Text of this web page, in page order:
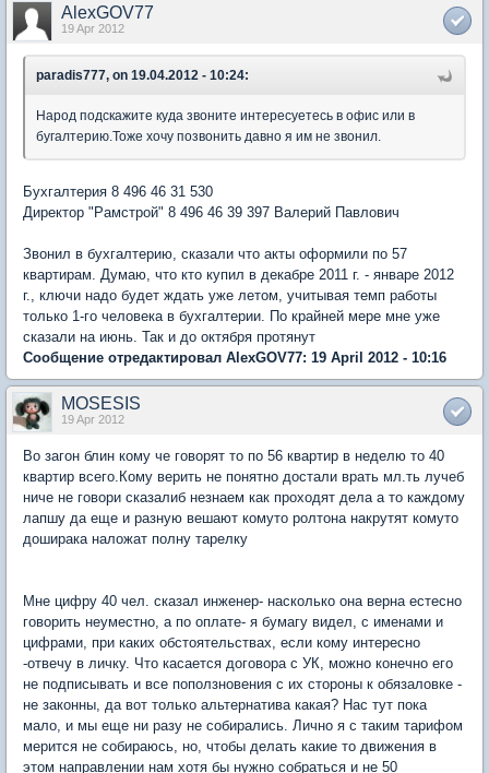
AlexGOV77
19 Apr 2012
paradis777, on 19.04.2012 - 10:24:
Народ подскажите куда звоните интересуетесь в офис или в
бугалтерию.Тоже хочу позвонить давно я им не звонил.
Бухгалтерия 8 496 46 31 530
Директор "Рамстрой" 8 496 46 39 397 Валерий Павлович
Звонил в бухгалтерию, сказали что акты оформили по 57
квартирам. Думаю, что кто купил в декабре 2011 г. - январе 2012
г., ключи надо будет ждать уже летом, учитывая темп работы
только 1-го человека в бухгалтерии. По крайней мере мне уже
сказали на июнь. Так и до октября протянут
Сообщение отредактировал AlexGOV77: 19 April 2012 - 10:16
MOSESIS
19 Apr 2012
Во загон блин кому че говорят то по 56 квартир в неделю то 40
квартир всего.Кому верить не понятно достали врать мл.ть лучеб
ниче не говори сказалиб незнаем как проходят дела а то каждому
лапшу да еще и разную вешают комуто ролтона накрутят комуто
доширака наложат полну тарелку
Мне цифру 40 чел. сказал инженер- насколько она верна естесно
говорить неуместно, а по оплате- я бумагу видел, с именами и
цифрами, при каких обстоятельствах, если кому интересно
-отвечу в личку. Что касается договора с УК, можно конечно его
не подписывать и все поползновения с их стороны к обязаловке -
не законны, да вот только альтернатива какая? Нас тут пока
мало, и мы еще ни разу не собирались. Лично я с таким тарифом
мерится не собираюсь, но, чтобы делать какие то движения в
этом направлении нам хотя бы нужно собраться и не 50